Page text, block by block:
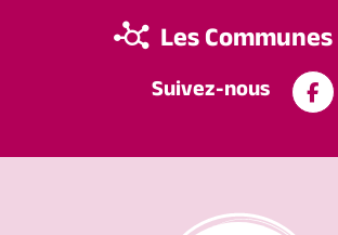
Suivez-nous
Les Communes